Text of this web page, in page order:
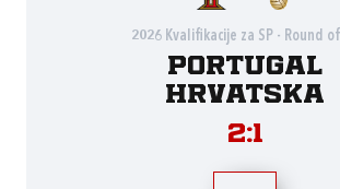
2026 Kvalifikacije za SP - Round
Portugal
Hrvatska
2:1